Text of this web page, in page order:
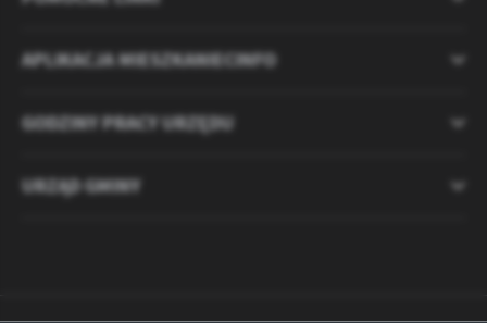
APLIKACJA MIESZKANIECINFO
GODZINY PRACY URZĘDU
URZĄD GMINY